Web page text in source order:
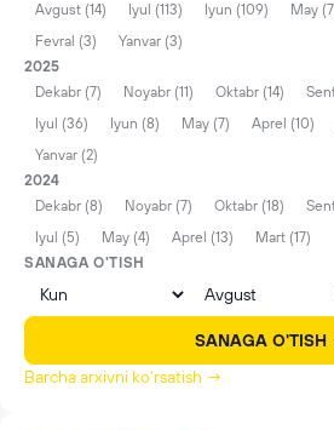
Avgust (14)
Iyul (113) Iyun (109) May
Fevral (3)
Yanvar (3)
2025
Dekabr (7)
Noyabr (11) Oktabr (14)
Iyul (36)
Iyun (8) May (7) Aprel (10)
Yanvar (2)
2024
Dekabr (8)
Noyabr (7) Oktabr (18)
Iyul (5)
May (4) Aprel (13)
Mart (17)
SANAGA O'TISH
SANAGA
Barcha arxivni ko'rsatish →